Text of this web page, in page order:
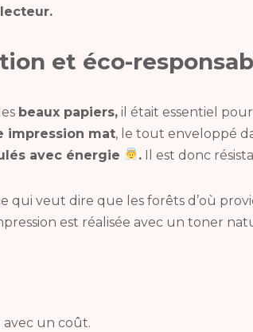
et éco-
beaux papiers, il était essentiel
impression mat, le tout enveloppé
avec énergie . Il est donc
qui veut dire que les forêts d’où
est réalisée avec un toner
un coût.